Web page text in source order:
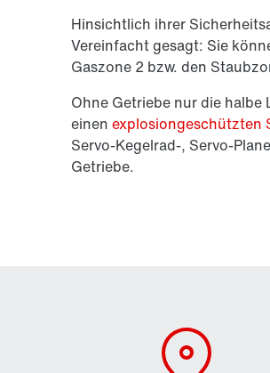
Hinsichtlich ihrer
Vereinfacht gesagt: Sie
Gaszone 2 bzw. den
Ohne Getriebe nur die
einen explosiongeschützten
Servo-Kegelrad-, Servo-
Getriebe.